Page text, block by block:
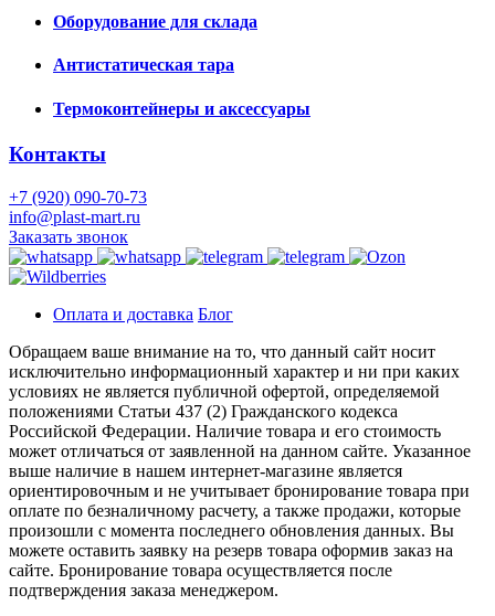
Оборудование для склада
Антистатическая тара
Термоконтейнеры и аксессуары
Контакты
+7 (920) 090-70-73
info@plast-mart.ru
Заказать звонок
Оплата и доставка Блог
Обращаем ваше внимание на то, что данный сайт носит
исключительно информационный характер и ни при каких
условиях не является публичной офертой, определяемой
положениями Статьи 437 (2) Гражданского кодекса
Российской Федерации. Наличие товара и его стоимость
может отличаться от заявленной на данном сайте. Указанное
выше наличие в нашем интернет-магазине является
ориентировочным и не учитывает бронирование товара при
оплате по безналичному расчету, а также продажи, которые
произошли с момента последнего обновления данных. Вы
можете оставить заявку на резерв товара оформив заказ на
сайте. Бронирование товара осуществляется после
подтверждения заказа менеджером.